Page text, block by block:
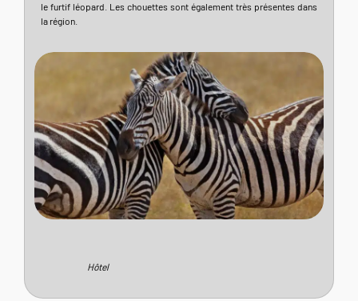
le furtif léopard. Les chouettes sont également très présentes dans
la région.
Hôtel